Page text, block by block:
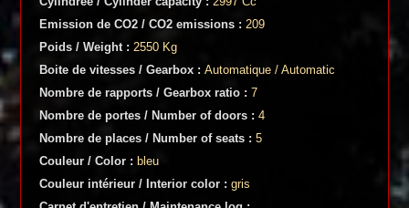
Emission de CO2 / CO2 emissions :209
Poids / Weight :2550 Kg
Boite de vitesses / Gearbox :Automatique / Automatic
Nombre de rapports / Gearbox ratio :7
Nombre de portes / Number of doors :4
Nombre de places / Number of seats :5
Couleur / Color : bleu
Couleur intérieur / Interior color :gris